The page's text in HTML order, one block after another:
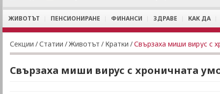
ЖИВОТЪТ ПЕНСИОНИРАНЕ ФИНАНСИ ЗДРАВЕ КАК ДА
Секции /Статии /Животът / Кратки /Свързаха миши вирус с
Свързаха миши вирус с хроничната